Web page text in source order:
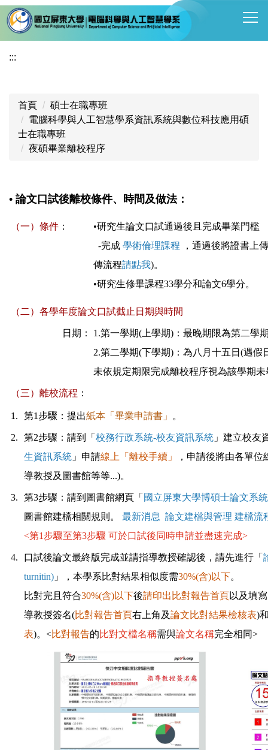
跳
到
:::
首頁
碩士在職專班
電腦科學與人工智慧學系資訊系統與數位科技應用碩
士在職專班
夜碩畢業離校程序
• 論文口試後離校條件、時間及做法：
（一）條件 ：
•研究生論文口試通過後且完成畢業門檻
-完成 學術倫理課程 ，通過後將證書
傳流程請點我)。
•研究生修畢課程33學分和論文6學分。
（二）各學年度論文口試截止日期與時間
日期：
1.第一學期(上學期)：最晚期限為第二學
2.第二學期(下學期) ： 為八月十五日(遇假
未依規定期限完成離校程序視為該學期
（三）離校流程 ：
1. 第1步驟：提出紙本 「畢業申請書」 。
2. 第2步驟：請到 「 校務行政系統-校友資訊系統 」建立校友
生資訊系統 」申請線上 「離校手續」
，申請後將由各單
導教授及圖書館等等...)。
3. 第3步驟：請到 圖書館網頁「 國立屏東大學博碩士論文系統
圖書館建檔相關規則。 最新消息 論文建檔與管理 建檔流
<第1步驟至第3步驟 可於口試後同時申請並盡速完成>
4. 口試後論文最終版完成並請指導教授確認後，請先進行「
turnitin) 」，本學系比對結果相似度需30%(含)以下。
比對完且符合30%(含)以下後請印出比對報告首頁以及填
導教授簽名(比對報告首頁右上角及論文比對結果檢核表)
表)。<比對報告的比對文檔名稱需與論文名稱完全相同>